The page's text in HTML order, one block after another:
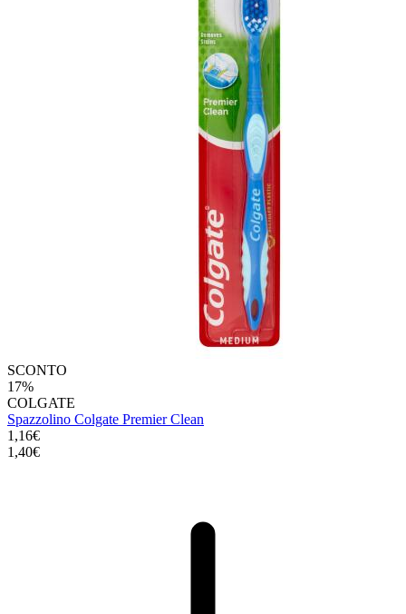
SCONTO
17%
COLGATE
Spazzolino Colgate Premier Clean
1,16€
1,40€